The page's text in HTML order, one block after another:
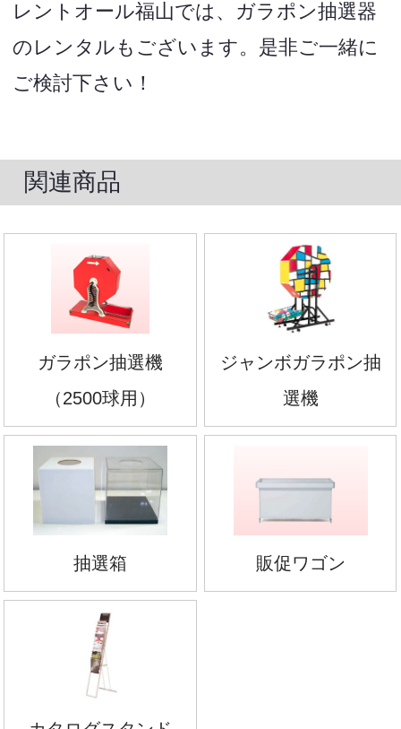
レントオール福山では、ガラポン抽選器
のレンタルもございます。是非ご一緒に
ご検討下さい！
関連商品
ガラポン抽選機
（2500球用）
ジャンボガラポン抽
選機
抽選箱 販促ワゴン